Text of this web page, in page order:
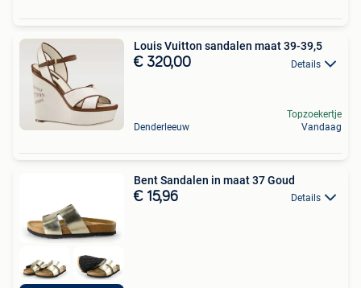
Louis Vuitton sandalen maat 39-39,5
€ 320,00 Details
Denderleeuw
Topzoekertje
Vandaag
Bent Sandalen in maat 37 Goud
€ 15,96 Details